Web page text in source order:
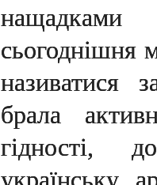
нащадками
сьогоднішня
називатися
брала
гідності,